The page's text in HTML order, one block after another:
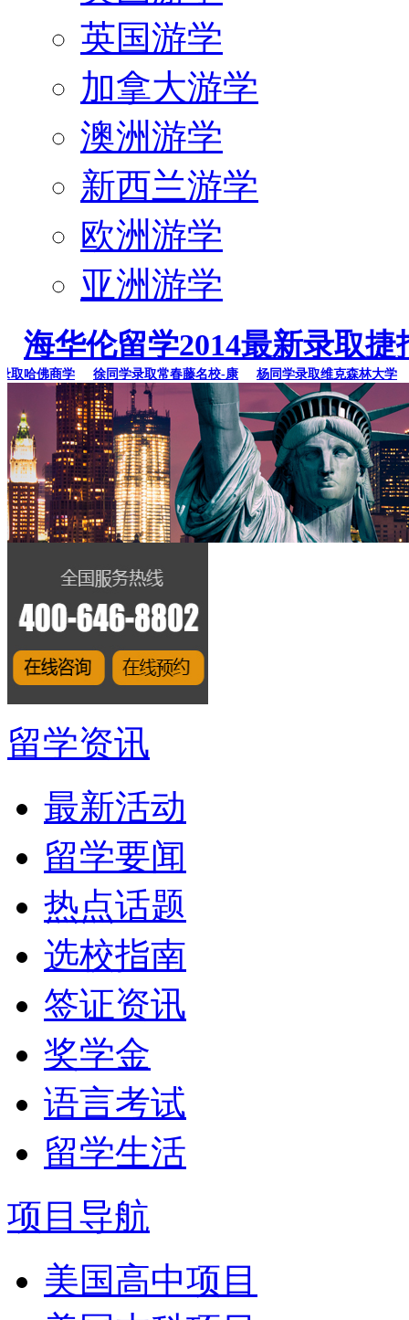
英国游学
加拿大游学
澳洲游学
新西兰游学
欧洲游学
亚洲游学
海华伦留学2014最新录取捷
佛商学 徐同学录取常春藤名校-康 杨同学录取维克森林大学 李
留学资讯
最新活动
留学要闻
热点话题
选校指南
签证资讯
奖学金
语言考试
留学生活
项目导航
美国高中项目